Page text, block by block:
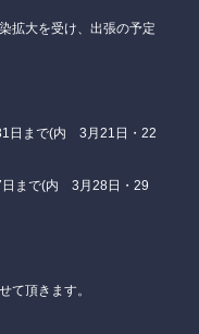
拡大を受け、出張の予定
日まで(内 3月21日・22
日まで(内 3月28日・29
て頂きます。